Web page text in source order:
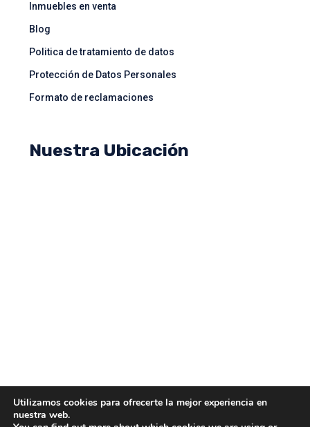
Inmuebles en venta
Blog
Politica de tratamiento de datos
Protección de Datos Personales
Formato de reclamaciones
Nuestra Ubicación
Utilizamos cookies para ofrecerte la mejor experiencia en
nuestra web.